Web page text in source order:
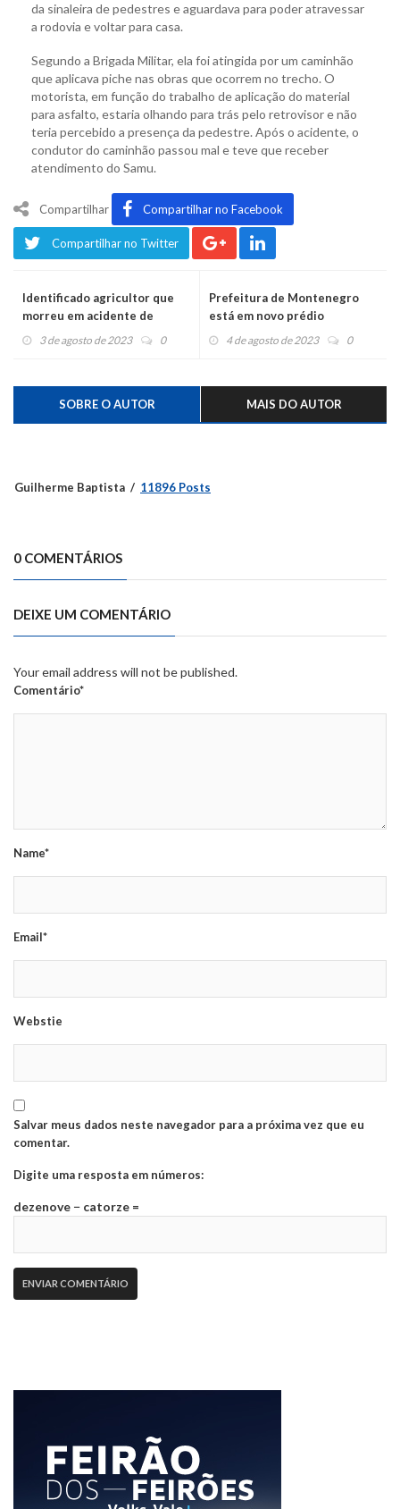
da sinaleira de pedestres e aguardava para poder atravessar
a rodovia e voltar para casa.
Segundo a Brigada Militar, ela foi atingida por um caminhão
que aplicava piche nas obras que ocorrem no trecho. O
motorista, em função do trabalho de aplicação do material
para asfalto, estaria olhando para trás pelo retrovisor e não
teria percebido a presença da pedestre. Após o acidente, o
condutor do caminhão passou mal e teve que receber
atendimento do Samu.
Compartilhar Compartilhar no Facebook
Compartilhar no Twitter
Identificado agricultor que
morreu em acidente de
trabalho
3 de agosto de 2023 0
Prefeitura de Montenegro
está em novo prédio
4 de agosto de 2023 0
SOBRE O AUTOR MAIS DO AUTOR
Guilherme Baptista 11896 Posts
0 COMENTÁRIOS
DEIXE UM COMENTÁRIO
Your email address will not be published.
Comentário*
Name*
Email*
Webstie
Salvar meus dados neste navegador para a próxima vez que eu
comentar.
Digite uma resposta em números:
dezenove − catorze =